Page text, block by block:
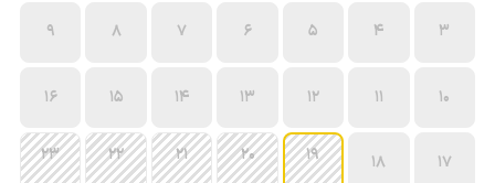
3
4
5
6
7
8
9
10
11
12
13
14
15
16
17
18
19
20
21
22
23